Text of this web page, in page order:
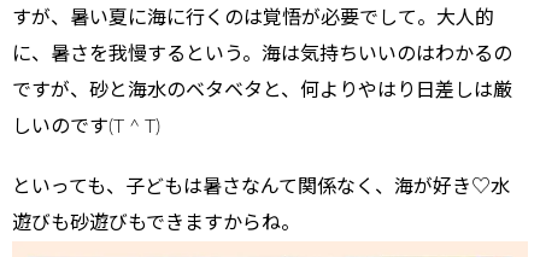
すが、暑い夏に海に行くのは覚悟が必要でして。大人的
に、暑さを我慢するという。海は気持ちいいのはわかるの
ですが、砂と海水のベタベタと、何よりやはり日差しは厳
しいのです(T ^ T)
といっても、子どもは暑さなんて関係なく、海が好き♡水
遊びも砂遊びもできますからね。